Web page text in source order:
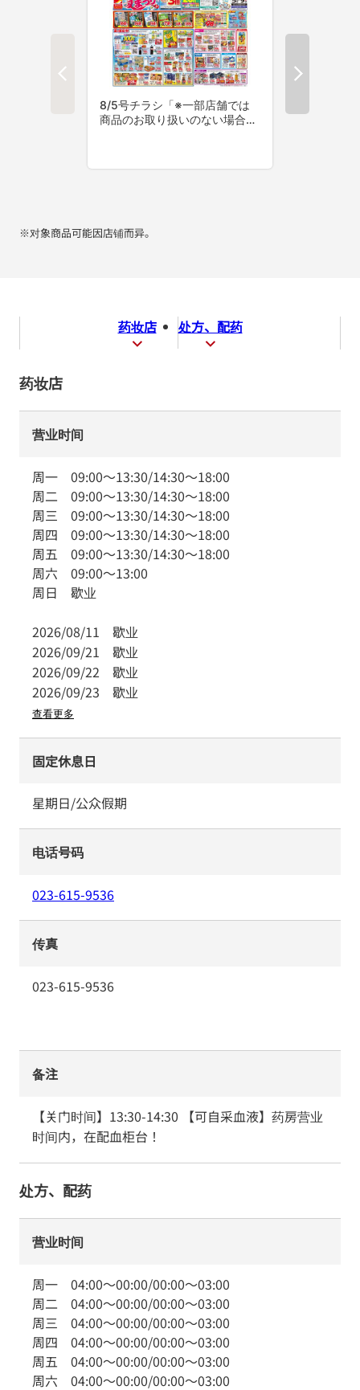
※对象商品可能因店铺而异。
药妆店 处方、配药
药妆店
营业时间
周一 09:00～13:30/14:30～18:00
周二 09:00～13:30/14:30～18:00
周三 09:00～13:30/14:30～18:00
周四 09:00～13:30/14:30～18:00
周五 09:00～13:30/14:30～18:00
周六 09:00～13:00
周日 歇业
2026/08/11 歇业
2026/09/21 歇业
2026/09/22 歇业
2026/09/23 歇业
查看更多
固定休息日
星期日/公众假期
电话号码
023-615-9536
传真
023-615-9536
备注
【关门时间】13:30-14:30 【可自采血液】药房营业
时间内，在配血柜台！
处方、配药
营业时间
周一 04:00～00:00/00:00～03:00
周二 04:00～00:00/00:00～03:00
周三 04:00～00:00/00:00～03:00
周四 04:00～00:00/00:00～03:00
周五 04:00～00:00/00:00～03:00
周六 04:00～00:00/00:00～03:00